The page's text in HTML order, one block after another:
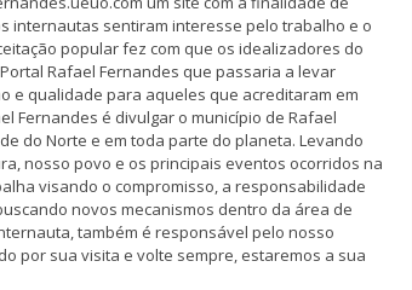
internautas sentiram interesse pelo trabalho e o
popular fez com que os idealizadores do
Rafael Fernandes que passaria a levar
e qualidade para aqueles que acreditaram em
Fernandes é divulgar o município de Rafael
do Norte e em toda parte do planeta. Levando
nosso povo e os principais eventos ocorridos na
visando o compromisso, a responsabilidade
novos mecanismos dentro da área de
também é responsável pelo nosso
por sua visita e volte sempre, estaremos a sua